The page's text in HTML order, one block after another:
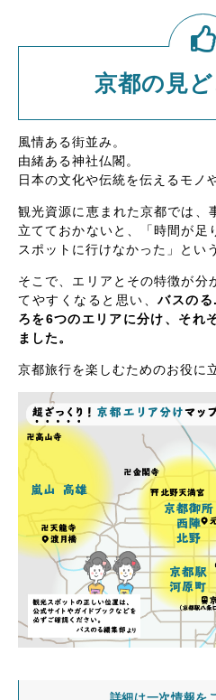
京都の見
風情ある街並み。
由緒ある神社仏閣。
日本の文化や伝統を伝えるモノ
観光資源に恵まれた京都では、
立てておかないと、「時間が足
スポットに行けなかった」とい
そこで、エリアとその特徴が分
てやすくなると思い、バスの
ろを6つのエリアに分け、それ
ました。
京都旅行を楽しむためのお役に